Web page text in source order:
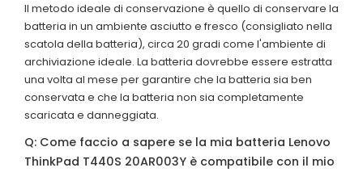
Il metodo ideale di conservazione è quello di conservare la
batteria in un ambiente asciutto e fresco (consigliato nella
scatola della batteria), circa 20 gradi come l'ambiente di
archiviazione ideale. La batteria dovrebbe essere estratta
una volta al mese per garantire che la batteria sia ben
conservata e che la batteria non sia completamente
scaricata e danneggiata.
Q: Come faccio a sapere se la mia batteria Lenovo
ThinkPad T440S 20AR003Y è compatibile con il mio